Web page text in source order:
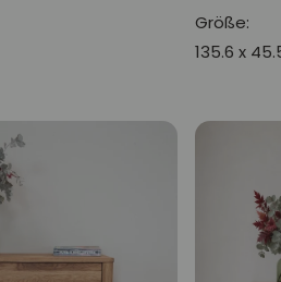
Größe:
135.6 x